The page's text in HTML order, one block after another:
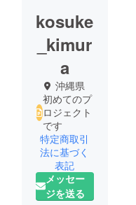
kosuke
_kimur
a
沖縄県
初めてのプ
ロジェクト
です
特定商取引
法に基づく
表記
メッセー
ジを送る